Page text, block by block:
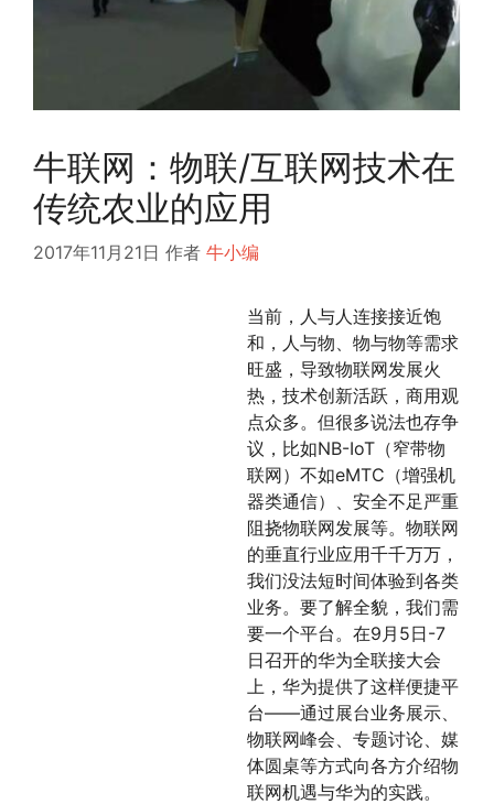
牛联网：物联/互联网技术在
传统农业的应用
2017年11月21日 作者 牛小编
当前，人与人连接接近饱
和，人与物、物与物等需求
旺盛，导致物联网发展火
热，技术创新活跃，商用观
点众多。但很多说法也存争
议，比如NB-IoT（窄带物
联网）不如eMTC（增强机
器类通信）、安全不足严重
阻挠物联网发展等。物联网
的垂直行业应用千千万万，
我们没法短时间体验到各类
业务。要了解全貌，我们需
要一个平台。在9月5日-7
日召开的华为全联接大会
上，华为提供了这样便捷平
台——通过展台业务展示、
物联网峰会、专题讨论、媒
体圆桌等方式向各方介绍物
联网机遇与华为的实践。